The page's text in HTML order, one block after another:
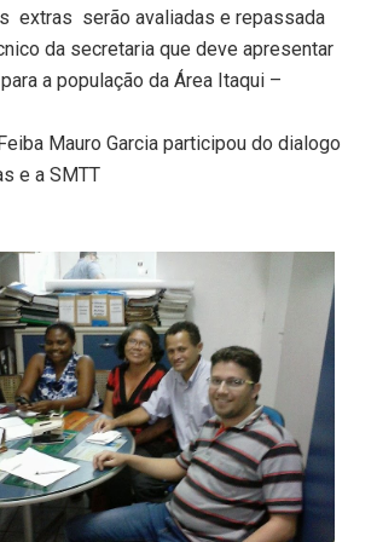
extras serão avaliadas e repassada
da secretaria que deve apresentar
a população da Área Itaqui –
Mauro Garcia participou do dialogo
e a SMTT